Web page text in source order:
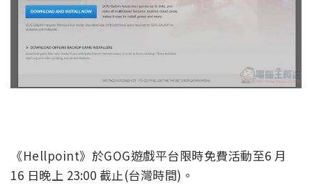
《Hellpoint》於GOG遊戲平台限時免費活動至6 月
16 日晚上 23:00 截止(台灣時間)。